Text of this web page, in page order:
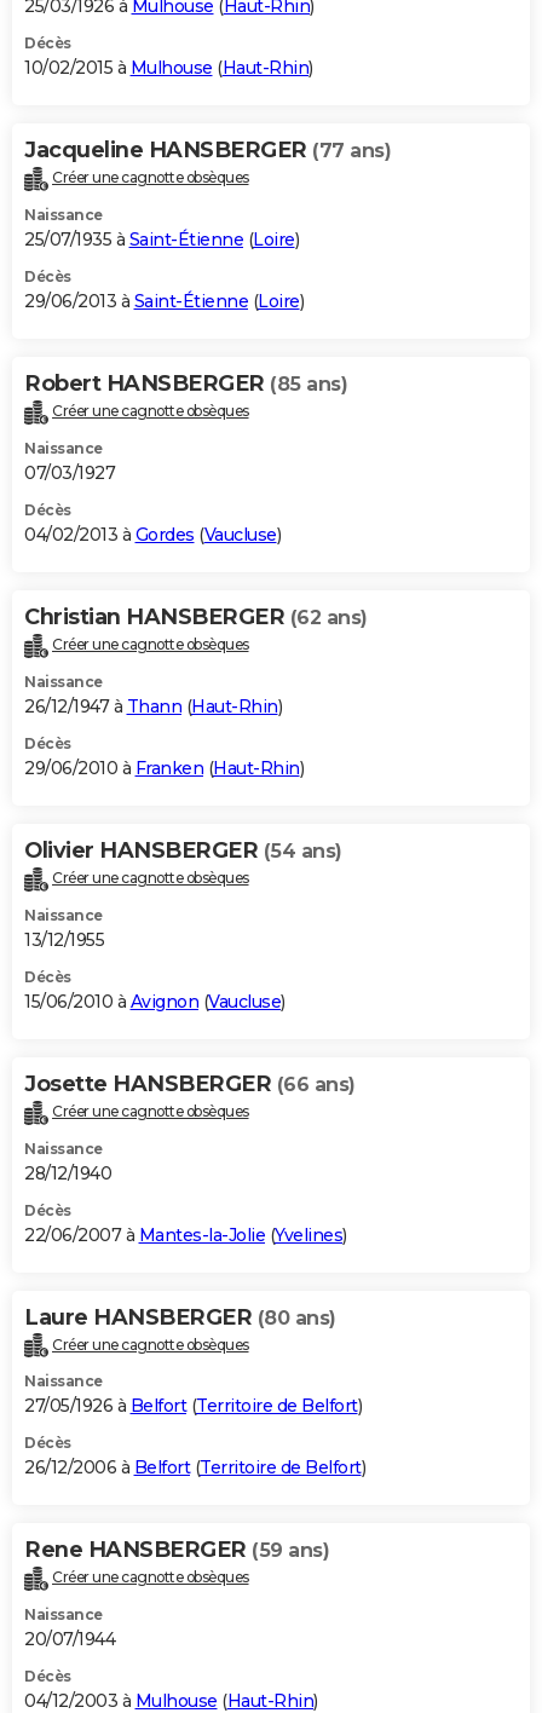
25/03/1926 à Mulhouse ( Haut-Rhin)
Décès
10/02/2015 à Mulhouse (Haut-Rhin)
Jacqueline HANSBERGER (77 ans)
Créer une cagnotte obsèques
Naissance
25/07/1935 à Saint-Étienne (Loire)
Décès
29/06/2013 à Saint-Étienne (Loire)
Robert HANSBERGER (85 ans)
Créer une cagnotte obsèques
Naissance
07/03/1927
Décès
04/02/2013 à Gordes (Vaucluse)
Christian HANSBERGER (62 ans)
Créer une cagnotte obsèques
Naissance
26/12/1947 à Thann (Haut-Rhin)
Décès
29/06/2010 à Franken (Haut-Rhin)
Olivier HANSBERGER (54 ans)
Créer une cagnotte obsèques
Naissance
13/12/1955
Décès
15/06/2010 à Avignon (Vaucluse)
Josette HANSBERGER (66 ans)
Créer une cagnotte obsèques
Naissance
28/12/1940
Décès
22/06/2007 à Mantes-la-Jolie (Yvelines)
Laure HANSBERGER (80 ans)
Créer une cagnotte obsèques
Naissance
27/05/1926 à Belfort(Territoire de Belfort)
Décès
26/12/2006 à Belfort(Territoire de Belfort)
Rene HANSBERGER (59 ans)
Créer une cagnotte obsèques
Naissance
20/07/1944
Décès
04/12/2003 à Mulhouse (Haut-Rhin)